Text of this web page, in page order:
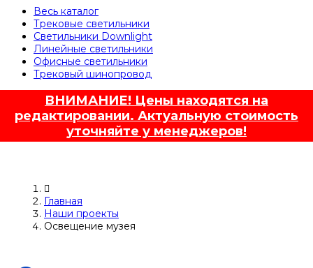
Весь каталог
Трековые светильники
Светильники Downlight
Линейные светильники
Офисные светильники
Трековый шинопровод
ВНИМАНИЕ! Цены находятся на
редактировании. Актуальную стоимость
уточняйте у менеджеров!
Главная
Наши проекты
Освещение музея